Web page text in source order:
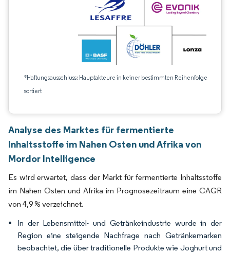
*Haftungsausschluss: Hauptakteure in keiner bestimmten Reihenfolge
sortiert
Analyse des Marktes für fermentierte
Inhaltsstoffe im Nahen Osten und Afrika von
Mordor Intelligence
Es wird erwartet, dass der Markt für fermentierte Inhaltsstoffe
im Nahen Osten und Afrika im Prognosezeitraum eine CAGR
von 4,9 % verzeichnet.
In der Lebensmittel- und Getränkeindustrie wurde in der
Region eine steigende Nachfrage nach Getränkemarken
beobachtet, die über traditionelle Produkte wie Joghurt und